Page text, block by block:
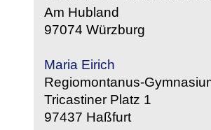
Am Hubland
97074 Würzburg
Maria Eirich
Regiomontanus-
Tricastiner Platz 1
97437 Haßfurt